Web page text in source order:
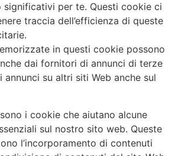
significativi per te. Questi cookie ci
traccia dell’efficienza di queste
in questi cookie possono
dai fornitori di annunci di terze
su altri siti Web anche sul
i cookie che aiutano alcune
sul nostro sito web. Queste
l’incorporamento di contenuti